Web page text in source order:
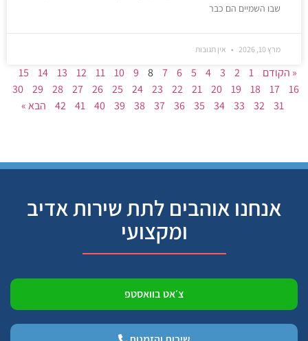
שבו השמיים הם כבר
מרץ 10, 2026 אין תגובות
« הקודם 1
2
3
4
5
6
7
8
9
10
11
12
13
14
15
16
17
18
19
20
21
22
23
24
25
26
27
28
29
30
31
32
33
34
35
36
37
38
39
40
41
42 הבא »
אנחנו אוהבים לתת שירות אדיב
ומקצועי
צ׳אט בוואסטפ